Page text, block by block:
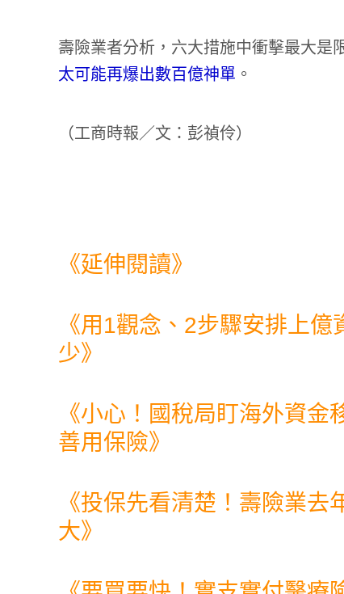
壽險業者分析，六大措施中衝擊最大是
太可能再爆出數百億神單 。
（工商時報／文：彭禎伶）
《延伸閱讀》
《用1觀念、2步驟安排上
少》
《小心！國稅局盯海外資
善用保險》
《投保先看清楚！壽險業
大》